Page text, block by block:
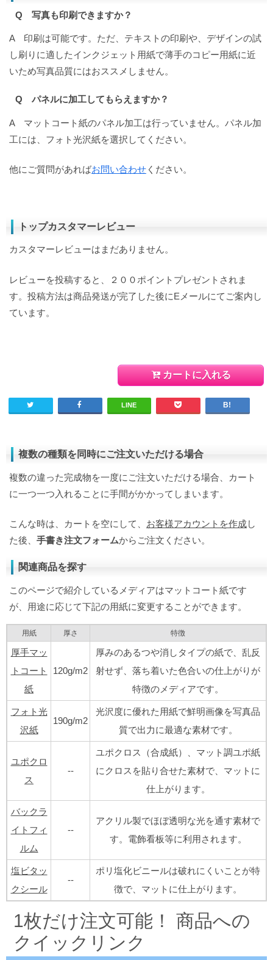
Q 写真も印刷できますか？
A 印刷は可能です。ただ、テキストの印刷や、デザインの試
し刷りに適したインクジェット用紙で薄手のコピー用紙に近
いため写真品質にはおススメしません。
Q パネルに加工してもらえますか？
A マットコート紙のパネル加工は行っていません。パネル加
工には、フォト光沢紙を選択してください。
他にご質問があればお問い合わせ ください。
トップカスタマーレビュー
カスタマーレビューはまだありません。
レビューを投稿すると、２００ポイントプレゼントされま
す。投稿方法は商品発送が完了した後にEメールにてご案内し
ています。
カートに入れる
LINE
複数の種類を同時にご注文いただける場合
複数の違った完成物を一度にご注文いただける場合、カート
に一つ一つ入れることに手間がかかってしまいます。
こんな時は、カートを空にして、 お客様アカウントを作成し
た後、 手書き注文フォームからご注文ください。
関連商品を探す
このページで紹介しているメディアはマットコート紙です
が、用途に応じて下記の用紙に変更することができます。
用紙 厚さ 特徴
厚手マッ
トコート
紙
120g/m2
厚みのあるつや消しタイプの紙で、乱反
射せず、落ち着いた色合いの仕上がりが
特徴のメディアです。
フォト光
沢紙
190g/m2
光沢度に優れた用紙で鮮明画像を写真品
質で出力に最適な素材です。
ユポクロ
ス
--
ユポクロス（合成紙）、マット調ユポ紙
にクロスを貼り合せた素材で、マットに
仕上がります。
バックラ
イトフィ
ルム
--
アクリル製でほぼ透明な光を通す素材で
す。電飾看板等に利用されます。
塩ビタッ
クシール
--
ポリ塩化ビニールは破れにくいことが特
徴で、マットに仕上がります。
1枚だけ注文可能！ 商品への
クイックリンク